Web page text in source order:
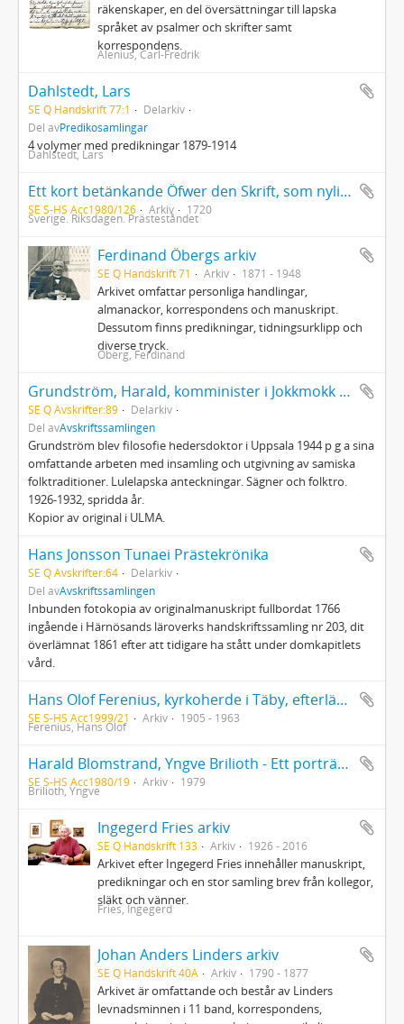
räkenskaper, en del översättningar till lapska
språket av psalmer och skrifter samt
korrespondens.
Alenius, Carl-Fredrik
Dahlstedt, Lars
SE Q Handskrift 77:1
Delarkiv
Del avPredikosamlingar
4 volymer med predikningar 1879-1914
Dahlstedt, Lars
Ett kort betänkande Öfwer den Skrift, som nyligen af Trycket utgånget är, Hwars Titul och inscription är denna: Är the Christel: och med wår evangeliska lära enigt at Högwördiga Prästerskapet sökia rum och Säte på det werdsliga Ståndets Rangordning?
SE S-HS Acc1980/126 Arkiv 1720
Sverige. Riksdagen. Prästeståndet
Ferdinand Öbergs arkiv
SE Q Handskrift 71 Arkiv 1871 - 1948
Arkivet omfattar personliga handlingar,
almanackor, korrespondens och manuskript.
Dessutom finns predikningar, tidningsurklipp och
diverse tryck.
Öberg, Ferdinand
Grundström, Harald, komminister i Jokkmokk (1885-1960)
SE Q Avskrifter:89
Delarkiv
Del avAvskriftssamlingen
Grundström blev filosofie hedersdoktor i Uppsala 1944 p g a sina
omfattande arbeten med insamling och utgivning av samiska
folktraditioner. Lulelapska anteckningar. Sägner och folktro.
1926-1932, spridda år.
Kopior av original i ULMA.
Hans Jonsson Tunaei Prästekrönika
SE Q Avskrifter:64
Delarkiv
Del avAvskriftssamlingen
Inbunden fotokopia av originalmanuskript fullbordat 1766
ingående i Härnösands läroverks handskriftssamling nr 203, dit
överlämnat 1861 efter att tidigare ha stått under domkapitlets
vård.
Hans Olof Ferenius, kyrkoherde i Täby, efterlämnade papper
SE S-HS Acc1999/21 Arkiv 1905 - 1963
Ferenius, Hans Olof
Harald Blomstrand, Yngve Brilioth - Ett porträttförsök
SE S-HS Acc1980/19 Arkiv 1979
Brilioth, Yngve
Ingegerd Fries arkiv
SE Q Handskrift 133 Arkiv 1926 - 2016
Arkivet efter Ingegerd Fries innehåller manuskript,
predikningar och en stor samling brev från kollegor,
släkt och vänner.
Fries, Ingegerd
Johan Anders Linders arkiv
SE Q Handskrift 40A Arkiv 1790 - 1877
Arkivet är omfattande och består av Linders
levnadsminnen i 11 band, korrespondens,